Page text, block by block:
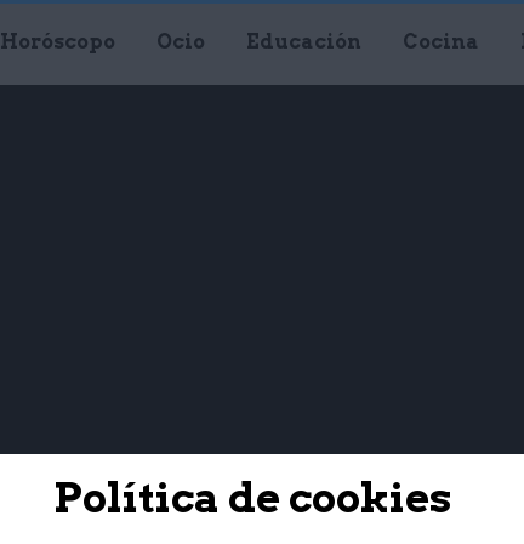
Horóscopo Ocio Educación Cocina
Política de cookies